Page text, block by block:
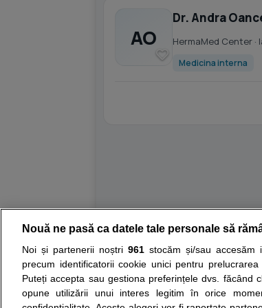
AO
Dr. Andra
HermaMed Center ·
Medicina interna
Resurse: Autoevaluare simptome
Opiniile avizate ale medicilor,
nici diagnosticul stabilit in urma
ii punem la dispozitie pentru
Nouă ne pasă ca datele tale personale să
Noi și partenerii noștri 961stocăm și/sau accesăm
precum identificatorii cookie unici pentru
Puteți accepta sau gestiona preferințele dvs. făcând
opune utilizării unui interes legitim în orice